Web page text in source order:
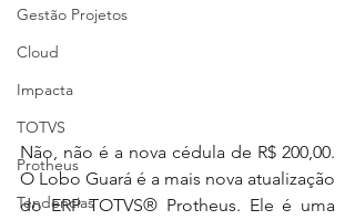
Gestão Projetos
Cloud
Impacta
TOTVS
Protheus
Tendencias
Não, não é a nova cédula de R$ 200,00.
O Lobo Guará é a mais nova atualização
do ERP TOTVS® Protheus. Ele é uma